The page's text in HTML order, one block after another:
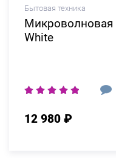
Бытовая техника
Микроволновая
White
12 980 ₽